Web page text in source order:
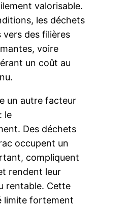
valorisable.
les déchets
des filières
voire
un coût au
un autre facteur
le
Des déchets
occupent un
compliquent
rendent leur
rentable. Cette
limite fortement